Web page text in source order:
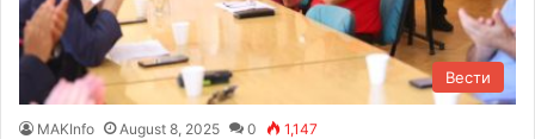
Вести
MAKInfo August 8, 2025 0 1,147